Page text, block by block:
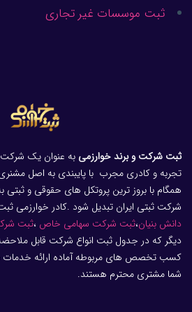
ثبت موسسات غیر تجاری
ثبت شرکت و برند خوارزمی به عنوان یک
تجربه و کادری مجرب با پایبندی به اصل
همگام با بروز ترین پروتکل های حقوقی و
شرکت ثبتی ایران تبدیل شود .کادر خوارزمی
دانش بنیان،ثبت شرکت سهامی خاص ،ثبت
دیگر که در جدول ثبت انواع شرکت قابل
کسب تخصص های مربوطه آماده ارائه خدمات
شما مشتری محترم هستند.